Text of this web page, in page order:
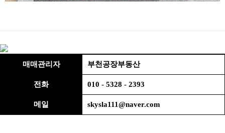
매매관리자 부천공장부동산
전화 010 - 5328 - 2393
메일 skysla111@naver.com